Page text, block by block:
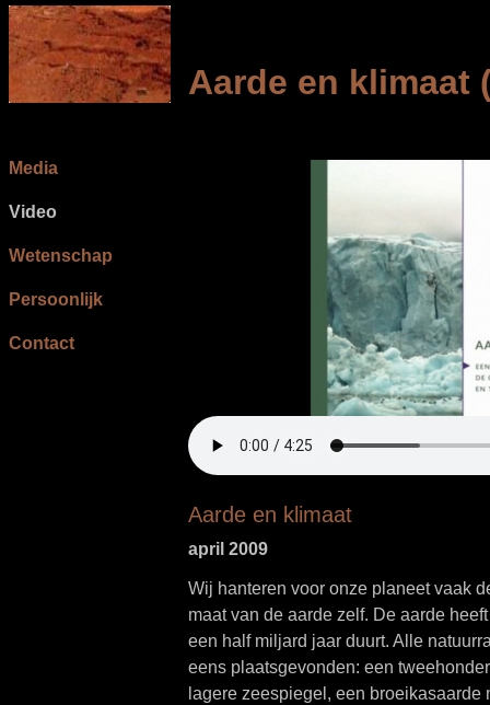
Aarde en klimaat
Media
Video
Wetenschap
Persoonlijk
Contact
Aarde en klimaat
april 2009
Wij hanteren voor onze planeet vaak
maat van de aarde zelf. De aarde
een half miljard jaar duurt. Alle
eens plaatsgevonden: een
lagere zeespiegel, een